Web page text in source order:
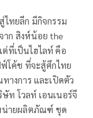
ไทยลีก มีกิจกรรม
าก สิงห์น้อย the
ที่เป็นไฮไลท์ คือ
โค้ช ที่จะสู้ศึกไทย
างการ และเปิดตัว
ท โวลท์ เอนเนอร์จี
น่ายผลิตภัณฑ์ ชุด